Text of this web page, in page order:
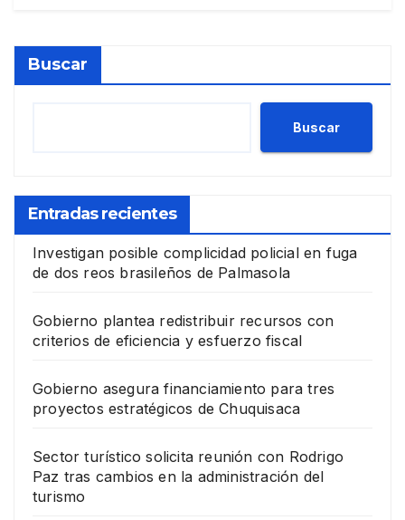
Buscar
Buscar
Entradas recientes
Investigan posible complicidad policial en fuga
de dos reos brasileños de Palmasola
Gobierno plantea redistribuir recursos con
criterios de eficiencia y esfuerzo fiscal
Gobierno asegura financiamiento para tres
proyectos estratégicos de Chuquisaca
Sector turístico solicita reunión con Rodrigo
Paz tras cambios en la administración del
turismo